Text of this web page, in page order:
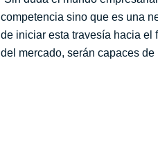
competencia sino que es una
de iniciar esta travesía hacia el
del mercado, serán capaces